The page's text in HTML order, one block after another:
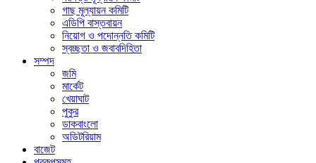
গাছ মূল্যায়ন কমিটি
এডিপি বাস্তবায়ন
নিয়োগ ও পদোন্নতি কমিটি
স্বচ্ছতা ও জবাবদিহিতা
সম্পদ
জমি
মার্কেট
খেয়াঘাট
পুকুর
ডাকবাংলো
অডিটরিয়াম
বাজেট